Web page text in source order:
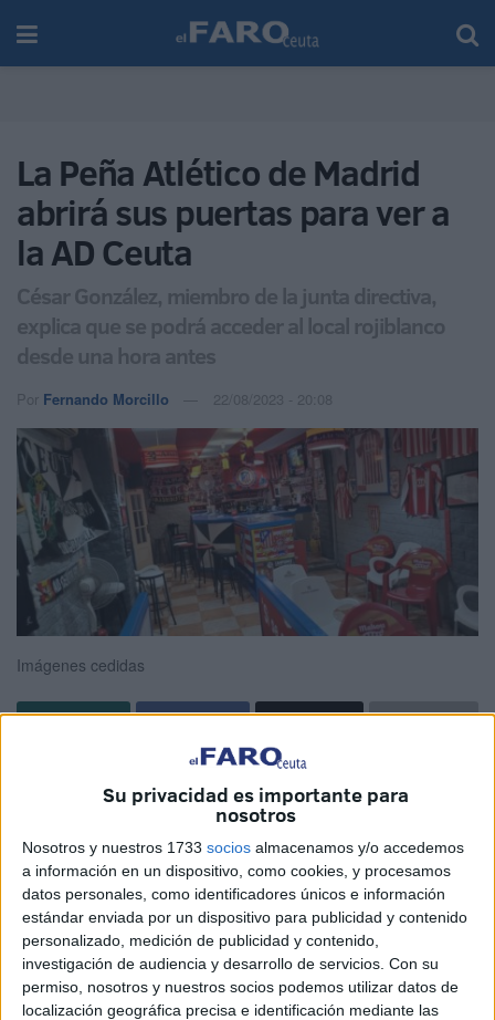
Su privacidad es importante para
nosotros
Nosotros y nuestros 1733 socios almacenamos y/o accedemos
a información en un dispositivo, como cookies, y procesamos
datos personales, como identificadores únicos e información
estándar enviada por un dispositivo para publicidad y contenido
personalizado, medición de publicidad y contenido,
investigación de audiencia y desarrollo de servicios. Con su
permiso, nosotros y nuestros socios podemos utilizar datos de
localización geográfica precisa e identificación mediante las
La Peña Atlético de Madrid
abrirá sus puertas para ver a
la AD Ceuta
César González, miembro de la junta directiva,
explica que se podrá acceder al local rojiblanco
desde una hora antes
Por Fernando Morcillo 22/08/2023 - 20:08
Imágenes cedidas
No sólo los aficionados del Atlético de Madrid en Ceuta
disfrutarán del equipo que dirige el Cholo Simeone de los
partidos de esta temporada. A partir de este domingo, y
siempre que laAgrupación Deportiva Ceutajuegue lejos
del ‘AlfonsoMurube’, la Peña del Atlético de Madrid 17/05
situada en el paseo de las Palmeras, abrirá las puertas del
local para que los aficionados que deseen ver al Ceuta
puedan ver lospartidosque juegue su equipo fuera de la
ciudad autónoma.